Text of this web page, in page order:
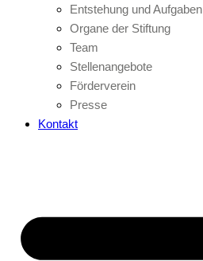
Entstehung und Aufgaben
Organe der Stiftung
Team
Stellenangebote
Förderverein
Presse
Kontakt